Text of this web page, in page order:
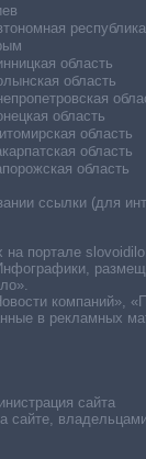
республика
область
область
область
область
область
область
сайта
сайте, владельцами
ссылки (для
портале
компаний»,
в рекламных